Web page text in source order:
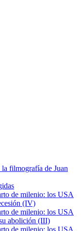
filmografía de Juan
de milenio: los USA
(IV)
de milenio: los USA
abolición (III)